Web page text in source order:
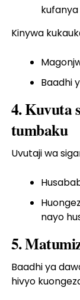
Kinywa
Baadhi
4. Kuvuta
tumbaku
Uvutaji wa
nayo
5.
Baadhi ya
hivyo